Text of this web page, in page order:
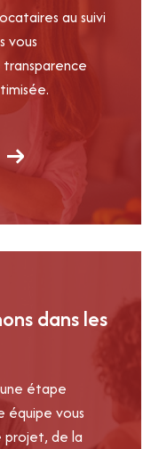
conditions.
pour
à Mérignac
adaptés à
au suivi
vous
dans les
étape
vous
projet, de la